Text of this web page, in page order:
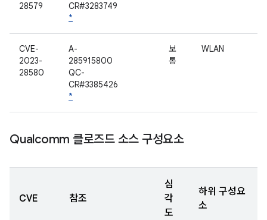
28579
CR#3283749
*
CVE-
2023-
28580
A-
285915800
QC-
CR#3385426
*
보
통
WLAN
Qualcomm 클로즈드 소스 구성요소
CVE 참조
심
각
도
하위 구성요
소